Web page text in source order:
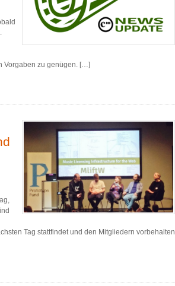
Vorgaben zu genügen. […]
Tag stattfindet und den Mitgliedern vorbehalten